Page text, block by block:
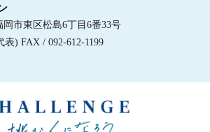
市東区松島6丁目6番33号
表) FAX / 092-612-1199